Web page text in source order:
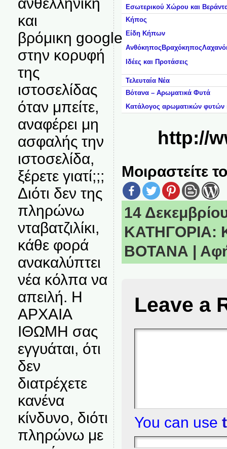
και
βρόμικη google
στην κορυφή
της
ιστοσελίδας
όταν μπείτε,
αναφέρει μη
ασφαλής την
ιστοσελίδα,
ξέρετε γιατί;;;
Διότι δεν της
πληρώνω
νταβατζιλίκι,
κάθε φορά
ανακαλύπτει
νέα κόλπα να
απειλή. Η
ΑΡΧΑΙΑ
ΙΘΩΜΗ σας
εγγυάται, ότι
δεν
διατρέχετε
κανένα
κίνδυνο, διότι
πληρώνω με
Εσωτερικού Χώρου και
Κήπος
Είδη Κήπων
Ανθόκηπος Βραχόκηπος
Ιδέες και Προτάσεις
Τελευταία Νέα
Βότανα – Αρωματικά Φυτά
Κατάλογος αρωματικών φυτών
http://
Μοιραστείτε
14
ΚΑΤΗΓΟΡΙΑ:
ΒΟΤΑΝΑ
Leave a
You can use